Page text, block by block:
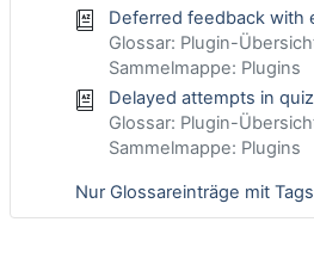
Deferred feedback with
Glossar: Plugin-
Sammelmappe: Plugins
Delayed attempts in
Glossar: Plugin-
Sammelmappe: Plugins
Nur Glossareinträge mit